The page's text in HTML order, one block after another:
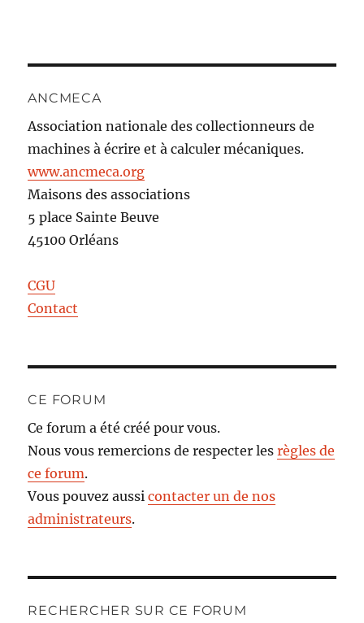
ANCMECA
Association nationale des collectionneurs de
machines à écrire et à calculer mécaniques.
www.ancmeca.org
Maisons des associations
5 place Sainte Beuve
45100 Orléans
CGU
Contact
CE FORUM
Ce forum a été créé pour vous.
Nous vous remercions de respecter lesrègles de
ce forum.
Vous pouvez aussicontacter un de nos
administrateurs.
RECHERCHER SUR CE FORUM